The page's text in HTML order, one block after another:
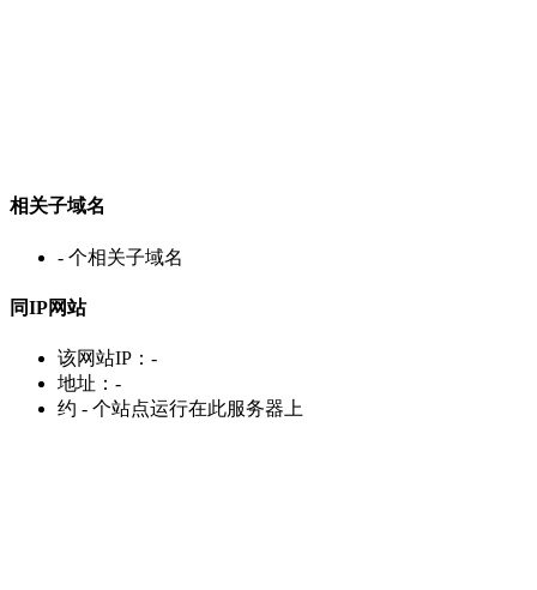
相关子域名
- 个相关子域名
同IP网站
该网站IP： -
地址： -
约 - 个站点运行在此服务器上